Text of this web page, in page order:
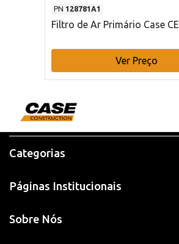
PN 128781A1
Filtro de Ar Primário Case CE
Ver Preço
Categorias
Páginas Institucionais
Sobre Nós